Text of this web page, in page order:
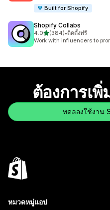
Built for Shopify
Shopify Collabs
4.0เต็ม 5 ดาว
(384)
ทั้งหมด 384 รีวิว
•ติดตั้งฟรี
Work with influencers to
ต้องการเ
ทดลองใช้งาน
หมวดหมู่แอป